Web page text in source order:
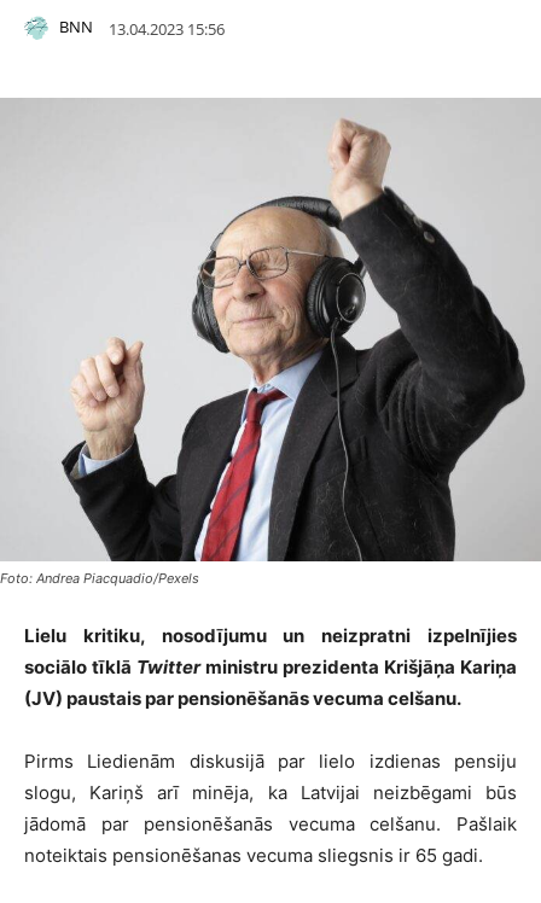
BNN 13.04.2023 15:56
Foto: Andrea Piacquadio/Pexels
Lielu kritiku, nosodījumu un neizpratni izpelnījies
sociālo tīklā Twitterministru prezidenta Krišjāņa Kariņa
(JV) paustais par pensionēšanās vecuma celšanu.
Pirms Liedienām diskusijā par lielo izdienas pensiju
slogu, Kariņš arī minēja, ka Latvijai neizbēgami būs
jādomā par pensionēšanās vecuma celšanu. Pašlaik
noteiktais pensionēšanas vecuma sliegsnis ir 65 gadi.